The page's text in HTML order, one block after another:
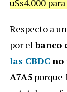
u$s4.000
Respecto a
por elbanco
las CBDC no
A7A5 porque